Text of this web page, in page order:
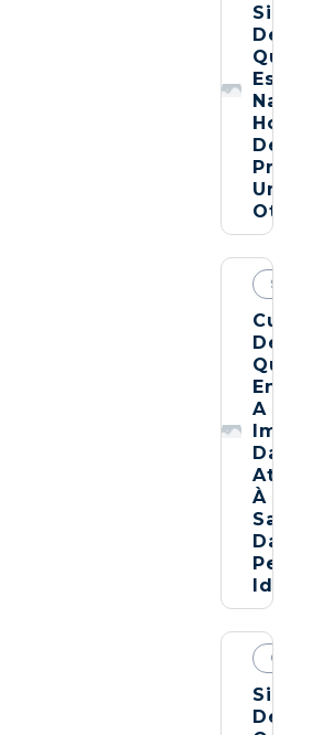
Sinais
De
Que
Está
Na
Hora
De
Um
SAÚDE
Cuidar
De
Quem
A
Da
À
Saúde
Da
Pessoa
Idosa
Sinais
De